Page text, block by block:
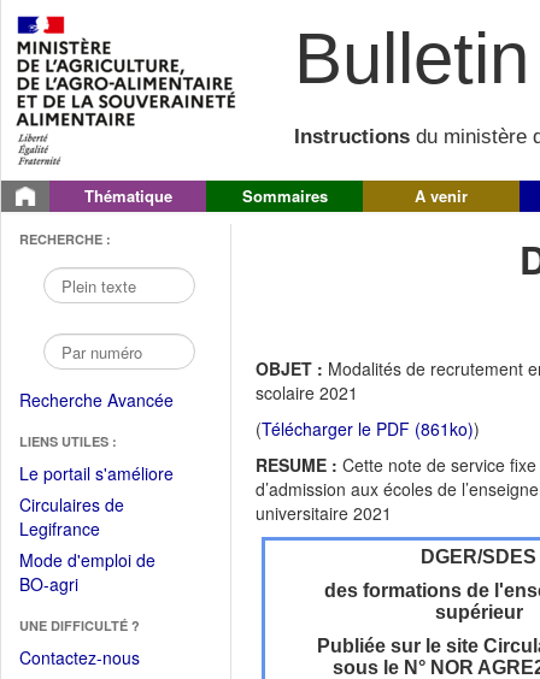
Instructions du ministère
Thématique Sommaires A venir
RECHERCHE :
Recherche Avancée
LIENS UTILES :
Le portail s'améliore(Fichier
Circulaires de
Legifrance(Ouvrir
dans
une
fenêtre)
Mode d'emploi de
BO-agri(Ouvrir
une
nouvelle
UNE DIFFICULTÉ ?
Contactez-nous
OBJET : Modalités de recrutement
scolaire 2021
(Télécharger le PDF (861ko))
RESUME : Cette note de service
d’admission aux écoles de
universitaire 2021
DGER/SDES
des formations de
supérieur
Publiée sur le site
sous le N° NOR